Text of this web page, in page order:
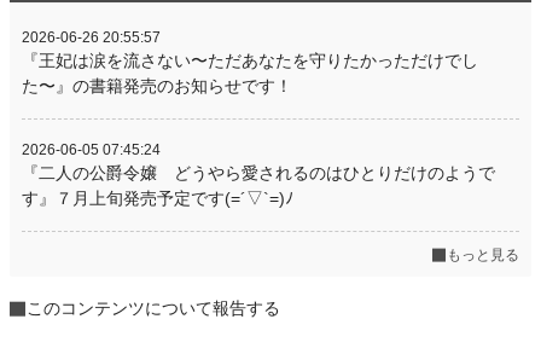
2026-06-26 20:55:57
『王妃は涙を流さない〜ただあなたを守りたかっただけでし
た〜』の書籍発売のお知らせです！
2026-06-05 07:45:24
『二人の公爵令嬢 どうやら愛されるのはひとりだけのようで
す』７月上旬発売予定です(=´▽`=)ﾉ
もっと見る
このコンテンツについて報告する